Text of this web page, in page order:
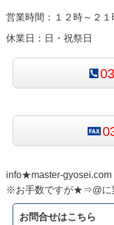
営業時間：１２時～２１
休業日：日・祝祭日
info★master-gyosei.com
※お手数ですが★⇒@に
お問合せはこちら